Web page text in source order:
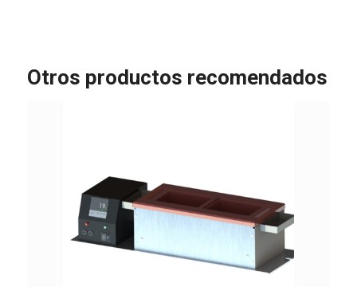
Otros productos recomendados